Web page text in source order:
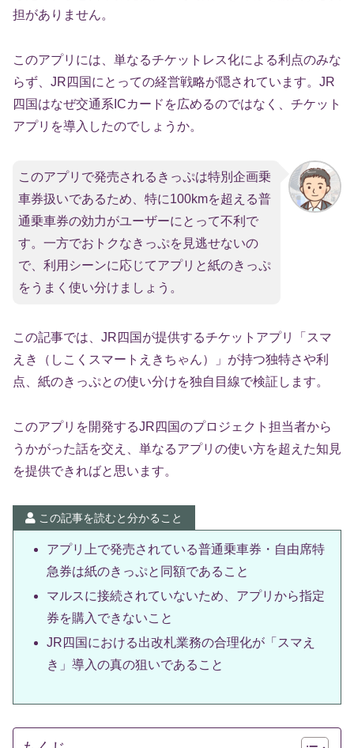
担がありません。
このアプリには、単なるチケットレス化による利点のみな
らず、JR四国にとっての経営戦略が隠されています。JR
四国はなぜ交通系ICカードを広めるのではなく、チケット
アプリを導入したのでしょうか。
このアプリで発売されるきっぷは特別企画乗
車券扱いであるため、特に100kmを超える普
通乗車券の効力がユーザーにとって不利で
す。一方でおトクなきっぷを見逃せないの
で、利用シーンに応じてアプリと紙のきっぷ
をうまく使い分けましょう。
この記事では、JR四国が提供するチケットアプリ「スマ
えき（しこくスマートえきちゃん）」が持つ独特さや利
点、紙のきっぷとの使い分けを独自目線で検証します。
このアプリを開発するJR四国のプロジェクト担当者から
うかがった話を交え、単なるアプリの使い方を超えた知見
を提供できればと思います。
この記事を読むと分かること
アプリ上で発売されている普通乗車券・自由席特
急券は紙のきっぷと同額であること
マルスに接続されていないため、アプリから指定
券を購入できないこと
JR四国における出改札業務の合理化が「スマえ
き」導入の真の狙いであること